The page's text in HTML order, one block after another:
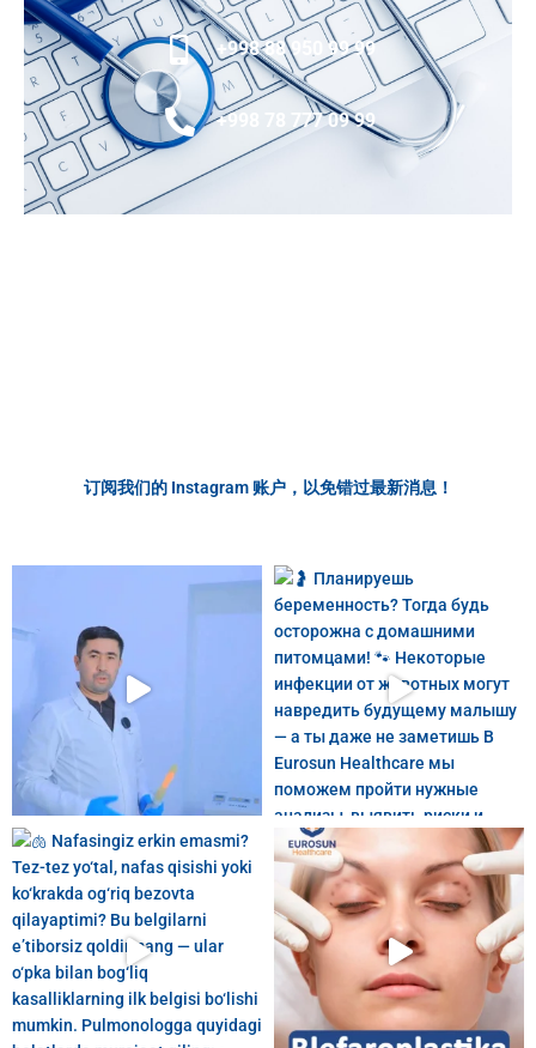
a
m
k
m
+998 88 950 99 99
+998 78 777 09 99
订阅我们的 Instagram 账户，以免错过最新消息！